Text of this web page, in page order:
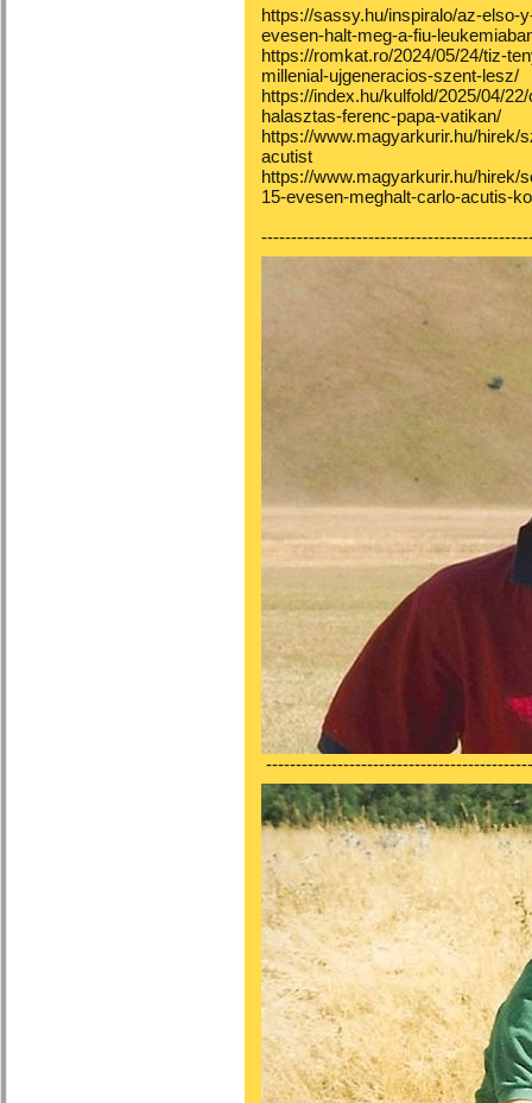
https://sassy.hu/inspiralo/az-elso-
evesen-halt-meg-a-fiu-
https://romkat.ro/2024/05/24/tiz-
millenial-ujgeneracios-szent-lesz/
https://index.hu/kulfold/2025/04/
halasztas-ferenc-papa-vatikan/
https://www.magyarkurir.hu/hirek/
acutist
https://www.magyarkurir.hu/hirek/
15-evesen-meghalt-carlo-acutis-